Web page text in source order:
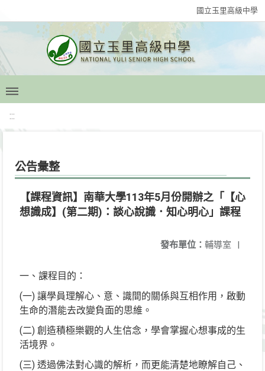
國立玉里高級中學
:::
公告彙整
【課程資訊】南華大學113年5月份開辦之「【心
想識成】(第二期)：談心說識．知心明心」課程
發布單位： 輔導室 |
一、課程目的：
(一) 讓學員理解心、意、識間的關係與互相作用，啟動
生命的潛能去改變負面的思維。
(二) 創造積極樂觀的人生信念，學會掌握心想事成的生
活境界。
(三) 透過佛法對心識的解析，而更能清楚地瞭解自己、